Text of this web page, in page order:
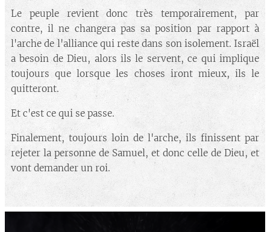
Le peuple revient donc très temporairement, par
contre, il ne changera pas sa position par rapport à
l'arche de l'alliance qui reste dans son isolement. Israël
a besoin de Dieu, alors ils le servent, ce qui implique
toujours que lorsque les choses iront mieux, ils le
quitteront.
Et c'est ce qui se passe.
Finalement, toujours loin de l'arche, ils finissent par
rejeter la personne de Samuel, et donc celle de Dieu, et
vont demander un roi.